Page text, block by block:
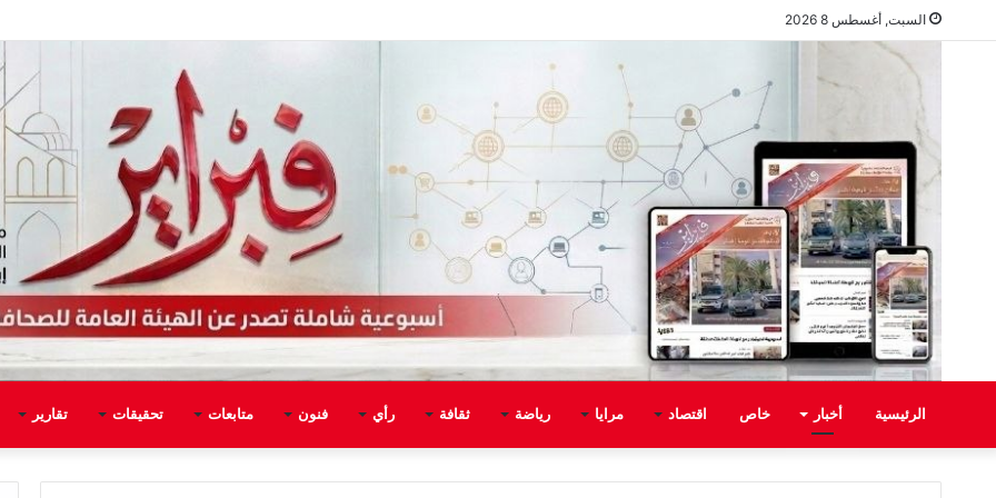
السبت, أغسطس 8 2026
الرئيسية أخبار خاص اقتصاد مرايا رياضة ثقافة رأي فنون متابعات تحقيقات تقارير